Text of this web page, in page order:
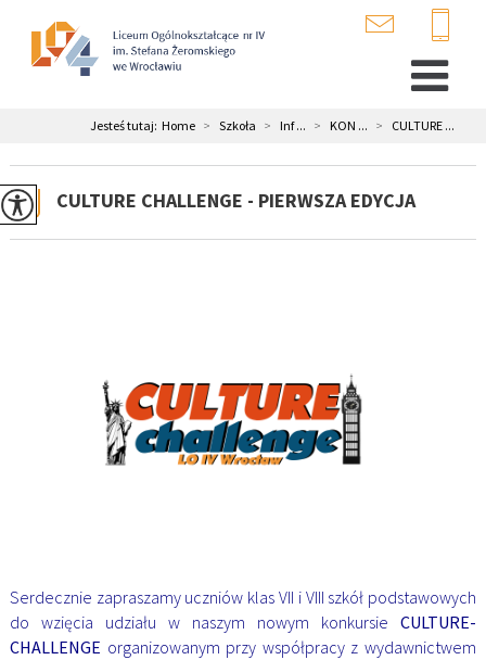
Jesteś tutaj: Home > Szkoła > Inf ... > KON ... > CULTURE ...
CULTURE CHALLENGE - PIERWSZA EDYCJA
Serdecznie zapraszamy uczniów klas VII i VIII szkół podstawowych
do wzięcia udziału w naszym nowym konkursieCULTURE-
CHALLENGE organizowanym przy współpracy z wydawnictwem